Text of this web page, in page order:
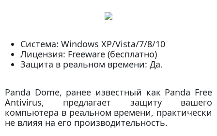
Система: Windows XP/Vista/7/8/10
Лицензия: Freeware (бесплатно)
Защита в реальном времени: Да.
Panda Dome, ранее известный как Panda Free
Antivirus, предлагает защиту вашего
компьютера в реальном времени, практически
не влияя на его производительность.